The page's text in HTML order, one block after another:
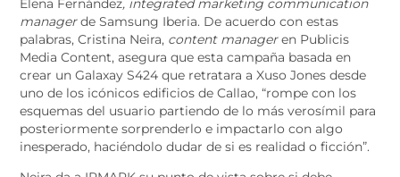
Elena Fernández, integrated marketing communication
managerde Samsung Iberia. De acuerdo con estas
palabras, Cristina Neira, content manageren Publicis
Media Content, asegura que esta campaña basada en
crear un Galaxay S424 que retratara a Xuso Jones desde
uno de los icónicos edificios de Callao, “rompe con los
esquemas del usuario partiendo de lo más verosímil para
posteriormente sorprenderlo e impactarlo con algo
inesperado, haciéndolo dudar de si es realidad o ficción”.